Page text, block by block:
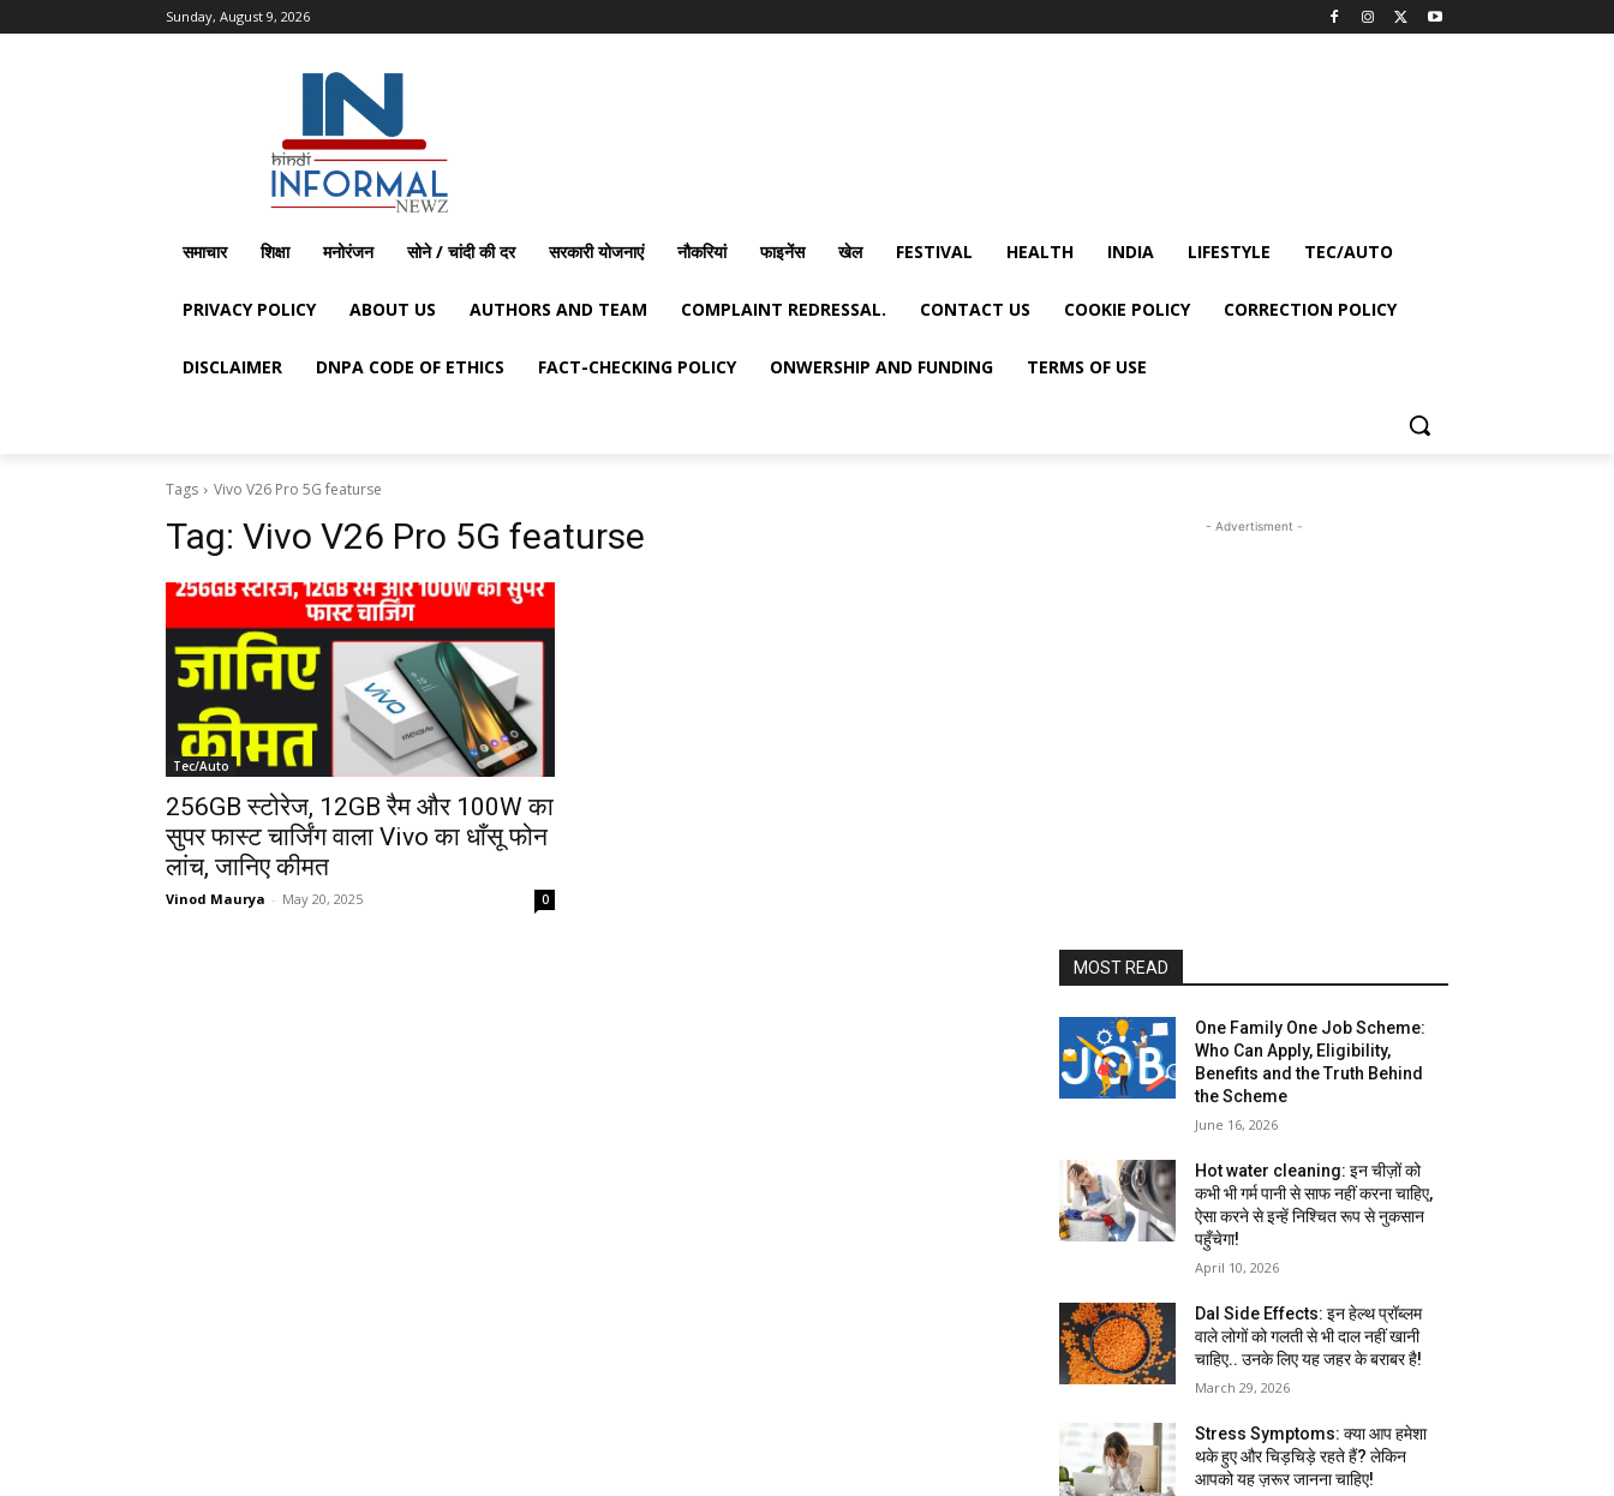
Sunday, August 9, 2026
समाचार शिक्षा मनोरंजन सोने / चांदी की दर सरकारी योजनाएं नौकरियां फाइनेंस खेल FESTIVAL HEALTH INDIA LIFESTYLE TEC/AUTO
PRIVACY POLICY ABOUT US AUTHORS AND TEAM COMPLAINT REDRESSAL. CONTACT US COOKIE POLICY CORRECTION POLICY
DISCLAIMER DNPA CODE OF ETHICS FACT-CHECKING POLICY ONWERSHIP AND FUNDING TERMS OF USE
Tags Vivo V26 Pro 5G featurse
Tag: Vivo V26 Pro 5G featurse
Tec/Auto
256GB स्टोरेज, 12GB रैम और 100W का
सुपर फास्ट चार्जिंग वाला Vivo का धाँसू फोन
लांच, जानिए कीमत
Vinod Maurya - May 20, 2025 0
- Advertisment -
MOST READ
One Family One Job Scheme:
Who Can Apply, Eligibility,
Benefits and the Truth Behind
the Scheme
June 16, 2026
Hot water cleaning: इन चीज़ों को
कभी भी गर्म पानी से साफ नहीं करना चाहिए,
ऐसा करने से इन्हें निश्चित रूप से नुकसान
पहुँचेगा!
April 10, 2026
Dal Side Effects: इन हेल्थ प्रॉब्लम
वाले लोगों को गलती से भी दाल नहीं खानी
चाहिए.. उनके लिए यह जहर के बराबर है!
March 29, 2026
Stress Symptoms: क्या आप हमेशा
थके हुए और चिड़चिड़े रहते हैं? लेकिन
आपको यह ज़रूर जानना चाहिए!